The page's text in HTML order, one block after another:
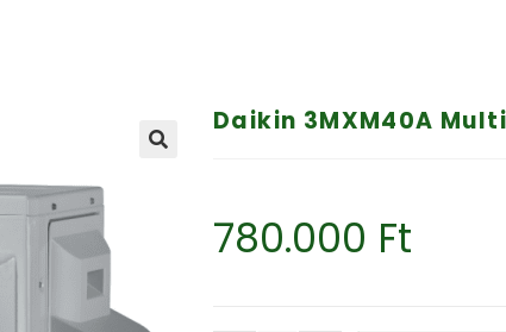
Daikin 3MXM40A
780.000 Ft